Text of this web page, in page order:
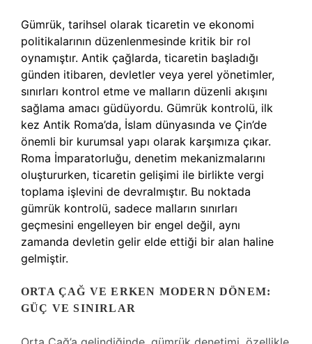
Gümrük, tarihsel olarak ticaretin ve ekonomi
politikalarının düzenlenmesinde kritik bir rol
oynamıştır. Antik çağlarda, ticaretin başladığı
günden itibaren, devletler veya yerel yönetimler,
sınırları kontrol etme ve malların düzenli akışını
sağlama amacı güdüyordu. Gümrük kontrolü, ilk
kez Antik Roma’da, İslam dünyasında ve Çin’de
önemli bir kurumsal yapı olarak karşımıza çıkar.
Roma İmparatorluğu, denetim mekanizmalarını
oluştururken, ticaretin gelişimi ile birlikte vergi
toplama işlevini de devralmıştır. Bu noktada
gümrük kontrolü, sadece malların sınırları
geçmesini engelleyen bir engel değil, aynı
zamanda devletin gelir elde ettiği bir alan haline
gelmiştir.
ORTA ÇAĞ VE ERKEN MODERN DÖNEM:
GÜÇ VE SINIRLAR